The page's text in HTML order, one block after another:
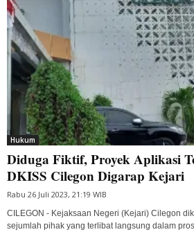
Hukum
Diduga Fiktif, Proyek Aplikasi
DKISS Cilegon Digarap Kejari
Rabu 26 Juli 2023, 21:19 WIB
CILEGON - Kejaksaan Negeri (Kejari) Cilegon
sejumlah pihak yang terlibat langsung dalam